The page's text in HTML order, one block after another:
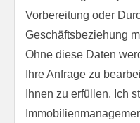
Vorbereitung oder
Geschäftsbeziehung
Ohne diese Daten
Ihre Anfrage zu
Ihnen zu erfüllen. Ich